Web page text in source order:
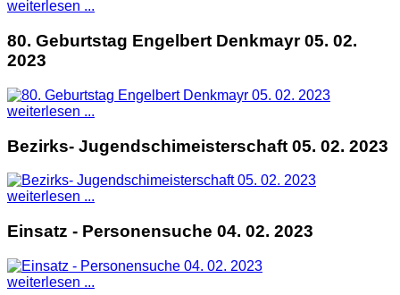
weiterlesen ...
80. Geburtstag Engelbert Denkmayr 05. 02.
2023
weiterlesen ...
Bezirks- Jugendschimeisterschaft 05. 02. 2023
weiterlesen ...
Einsatz - Personensuche 04. 02. 2023
weiterlesen ...